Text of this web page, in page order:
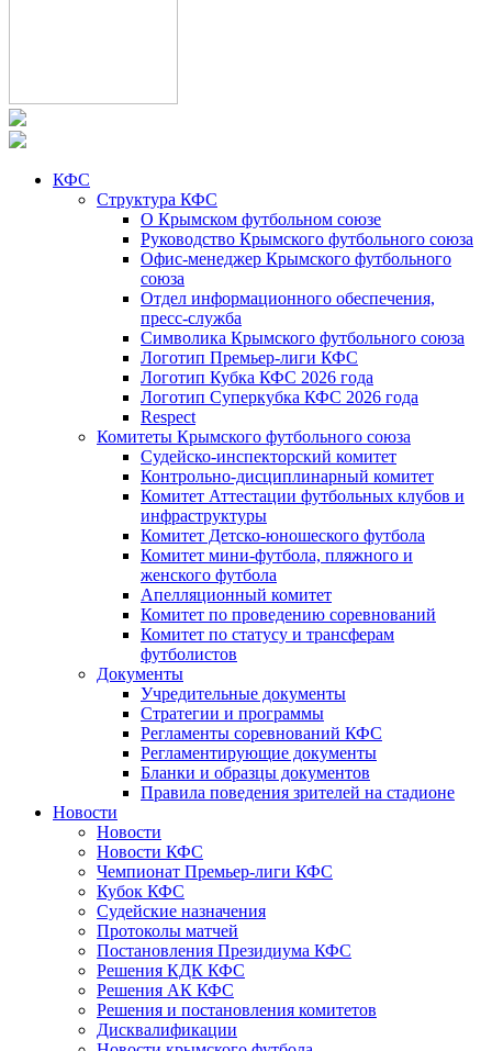
КФС
Структура КФС
О Крымском футбольном союзе
Руководство Крымского футбольного союза
Офис-менеджер Крымского футбольного
союза
Отдел информационного обеспечения,
пресс-служба
Символика Крымского футбольного союза
Логотип Премьер-лиги КФС
Логотип Кубка КФС 2026 года
Логотип Суперкубка КФС 2026 года
Respect
Комитеты Крымского футбольного союза
Судейско-инспекторский комитет
Контрольно-дисциплинарный комитет
Комитет Аттестации футбольных клубов и
инфраструктуры
Комитет Детско-юношеского футбола
Комитет мини-футбола, пляжного и
женского футбола
Апелляционный комитет
Комитет по проведению соревнований
Комитет по статусу и трансферам
футболистов
Документы
Учредительные документы
Стратегии и программы
Регламенты соревнований КФС
Регламентирующие документы
Бланки и образцы документов
Правила поведения зрителей на стадионе
Новости
Новости
Новости КФС
Чемпионат Премьер-лиги КФС
Кубок КФС
Судейские назначения
Протоколы матчей
Постановления Президиума КФС
Решения КДК КФС
Решения АК КФС
Решения и постановления комитетов
Дисквалификации